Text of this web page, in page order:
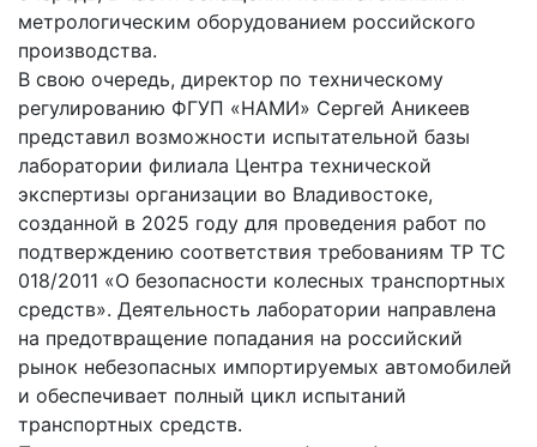
метрологическим оборудованием российского
производства.
В свою очередь, директор по техническому
регулированию ФГУП «НАМИ» Сергей Аникеев
представил возможности испытательной базы
лаборатории филиала Центра технической
экспертизы организации во Владивостоке,
созданной в 2025 году для проведения работ по
подтверждению соответствия требованиям ТР ТС
018/2011 «О безопасности колесных транспортных
средств». Деятельность лаборатории направлена
на предотвращение попадания на российский
рынок небезопасных импортируемых автомобилей
и обеспечивает полный цикл испытаний
транспортных средств.